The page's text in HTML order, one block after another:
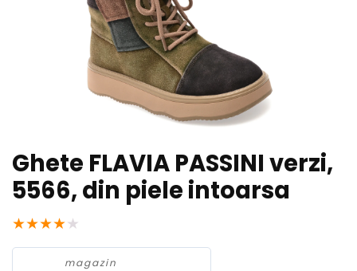
Ghete FLAVIA PASSINI verzi,
5566, din piele intoarsa
★★★★★
magazin